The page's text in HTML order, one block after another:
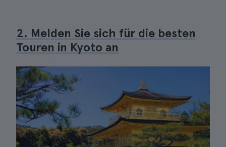
2. Melden Sie sich für die besten
Touren in Kyoto an